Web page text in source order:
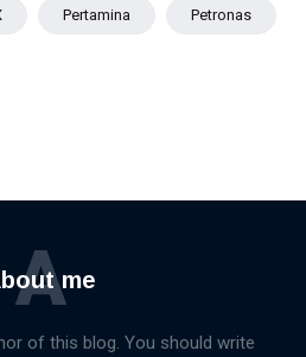
Pertamina Petronas
me
A
of this blog. You should write